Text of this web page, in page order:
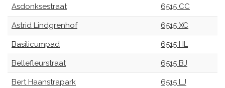
Asdonksestraat 6515 CC
Astrid Lindgrenhof 6515 XC
Basilicumpad 6515 HL
Bellefleurstraat 6515 BJ
Bert Haanstrapark 6515 LJ